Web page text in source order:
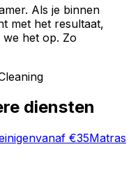
Als je binnen
met het resultaat,
het op. Zo
diensten
vanaf €35Matras